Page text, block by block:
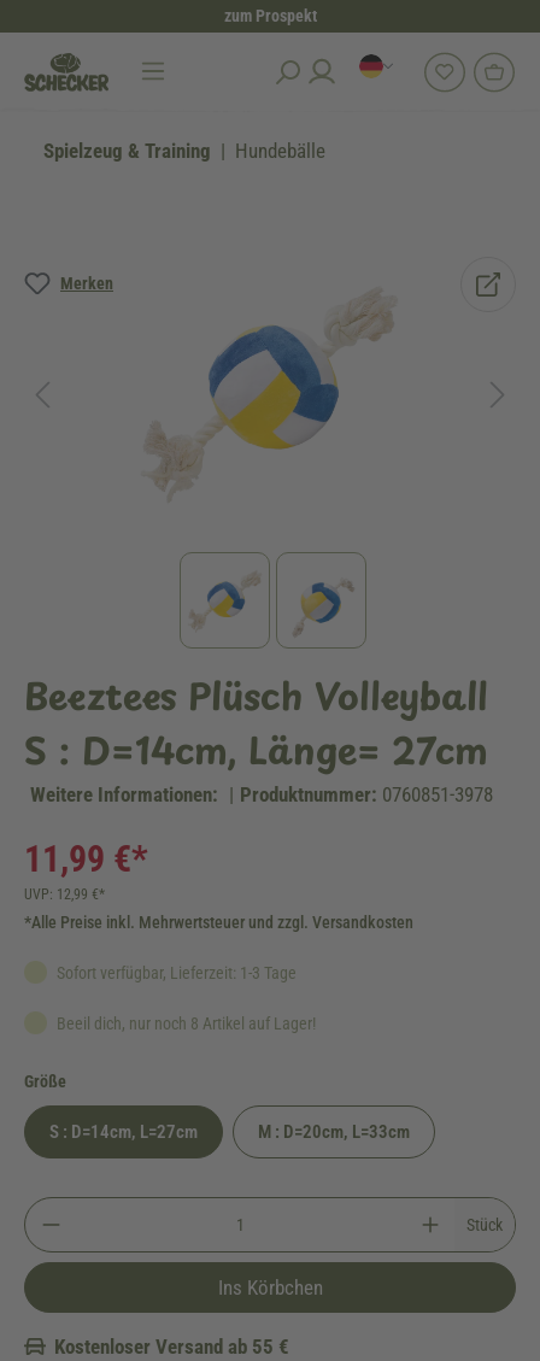
zum Prospekt
Spielzeug & Training Hundebälle
Merken
Bildergalerie überspringen
Beeztees Plüsch Volleyball
S : D=14cm, Länge= 27cm
Weitere Informationen: | Produktnummer: 0760851-3978
11,99 €*
UVP: 12,99 €*
*Alle Preise inkl. Mehrwertsteuer und zzgl. Versandkosten
Sofort verfügbar, Lieferzeit: 1-3 Tage
Beeil dich, nur noch 8 Artikel auf Lager!
Größe
S : D=14cm, L=27cm M : D=20cm, L=33cm
Stück
Ins Körbchen
Kostenloser Versand ab 55 €